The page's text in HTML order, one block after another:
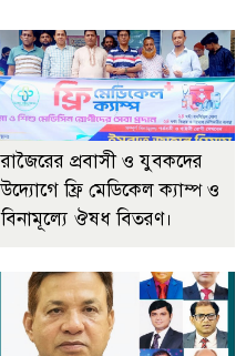
রাজৈরের‌ প্রবাসী ও যুবকদের
উদ্যোগে ফ্রি মেডিকেল ক্যাম্প ও
বিনামূল্যে ঔষধ বিতরণ।